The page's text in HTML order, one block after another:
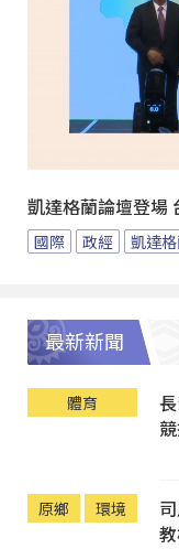
凱達格蘭論壇登場
國際 政經 凱達
最新新聞
體育
原鄉 環境